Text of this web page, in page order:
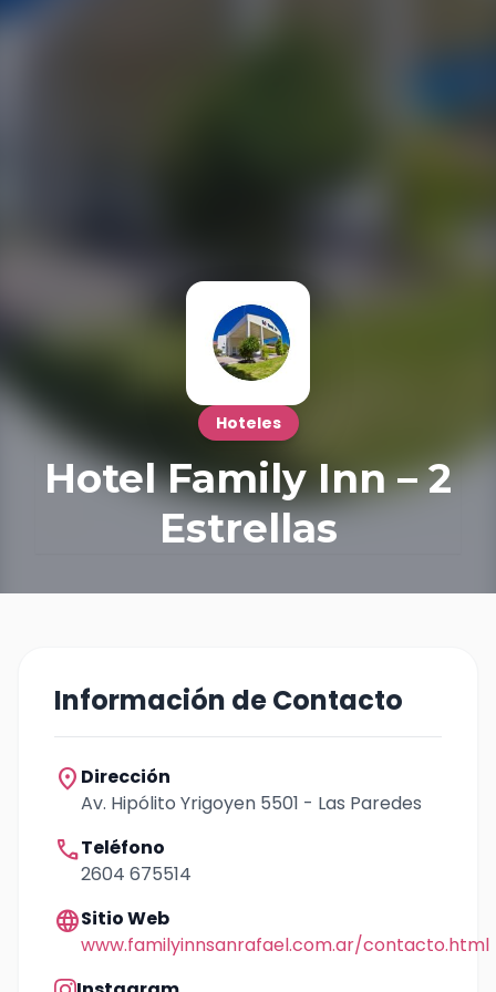
Hoteles
Hotel Family Inn – 2
Estrellas
Información de Contacto
location_on Dirección
Av. Hipólito Yrigoyen 5501 - Las Paredes
callTeléfono
2604 675514
languageSitio Web
www.familyinnsanrafael.com.ar/contacto.html